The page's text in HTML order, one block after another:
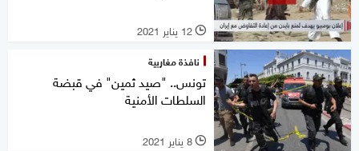
l 12 يناير 2021
نافذة مغاربية
تونس.. "صيد ثمين" في قبضة
السلطات الأمنية
l 8 يناير 2021